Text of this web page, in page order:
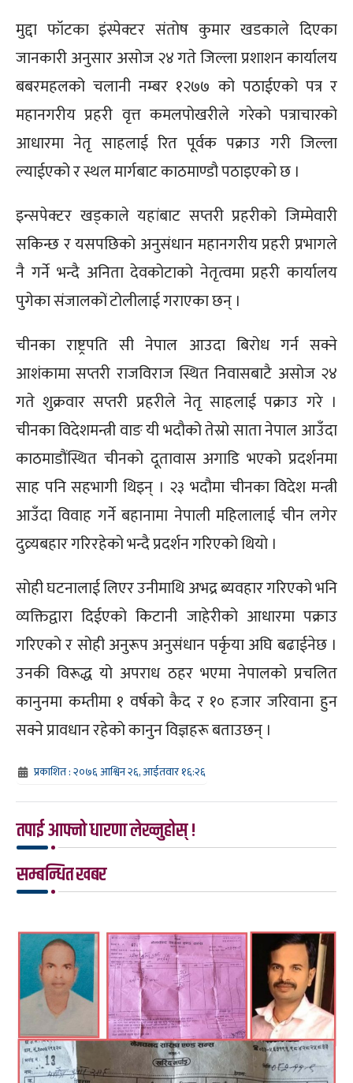
मुद्दा फॉटका इंस्पेक्टर संतोष कुमार खडकाले दिएका
जानकारी अनुसार असोज २४ गते जिल्ला प्रशाशन कार्यालय
बबरमहलको चलानी नम्बर १२७७ को पठाईएको पत्र र
महानगरीय प्रहरी वृत्त कमलपोखरीले गरेको पत्राचारको
आधारमा नेतृ साहलाई रित पूर्वक पक्राउ गरी जिल्ला
ल्याईएको र स्थल मार्गबाट काठमाण्डौ पठाइएको छ ।
इन्सपेक्टर खड्काले यहांबाट सप्तरी प्रहरीको जिम्मेवारी
सकिन्छ र यसपछिको अनुसंधान महानगरीय प्रहरी प्रभागले
नै गर्ने भन्दै अनिता देवकोटाको नेतृत्वमा प्रहरी कार्यालय
पुगेका संजालकों टोलीलाई गराएका छन् ।
चीनका राष्ट्रपति सी नेपाल आउदा बिरोध गर्न सक्ने
आशंकामा सप्तरी राजविराज स्थित निवासबाटै असोज २४
गते शुक्रवार सप्तरी प्रहरीले नेतृ साहलाई पक्राउ गरे ।
चीनका विदेशमन्त्री वाङ यी भदौको तेस्रो साता नेपाल आउँदा
काठमाडौंस्थित चीनको दूतावास अगाडि भएको प्रदर्शनमा
साह पनि सहभागी थिइन् । २३ भदौमा चीनका विदेश मन्त्री
आउँदा विवाह गर्ने बहानामा नेपाली महिलालाई चीन लगेर
दुव्र्यबहार गरिरहेको भन्दै प्रदर्शन गरिएको थियो ।
सोही घटनालाई लिएर उनीमाथि अभद्र ब्यवहार गरिएको भनि
व्यक्तिद्वारा दिईएको किटानी जाहेरीको आधारमा पक्राउ
गरिएको र सोही अनुरूप अनुसंधान पर्कृया अघि बढाईनेछ ।
उनकी विरूद्ध यो अपराध ठहर भएमा नेपालको प्रचलित
कानुनमा कम्तीमा १ वर्षको कैद र १० हजार जरिवाना हुन
सक्ने प्रावधान रहेको कानुन विज्ञहरू बताउछन् ।
प्रकाशित : २०७६ आश्विन २६, आईतवार १६:२६
तपाई आफ्नो धारणा लेख्नुहोस् !
सम्बन्धित खबर